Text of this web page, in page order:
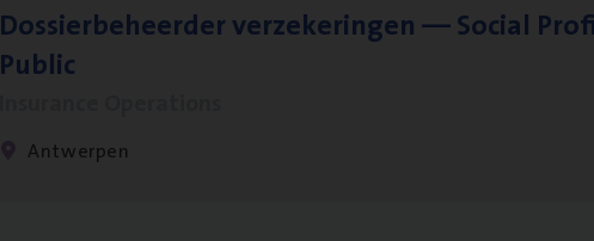
Dos­sier­be­heer­der ver­ze­ke­rin­gen — Soci­al
Public
Antwerpen